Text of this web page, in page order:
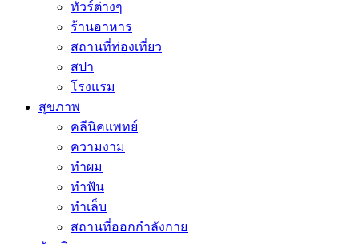
ทัวร์ต่างๆ
ร้านอาหาร
สถานที่ท่องเที่ยว
สปา
โรงแรม
สุขภาพ
คลีนิคแพทย์
ความงาม
ทำผม
ทำฟัน
ทำเล็บ
สถานที่ออกกำลังกาย